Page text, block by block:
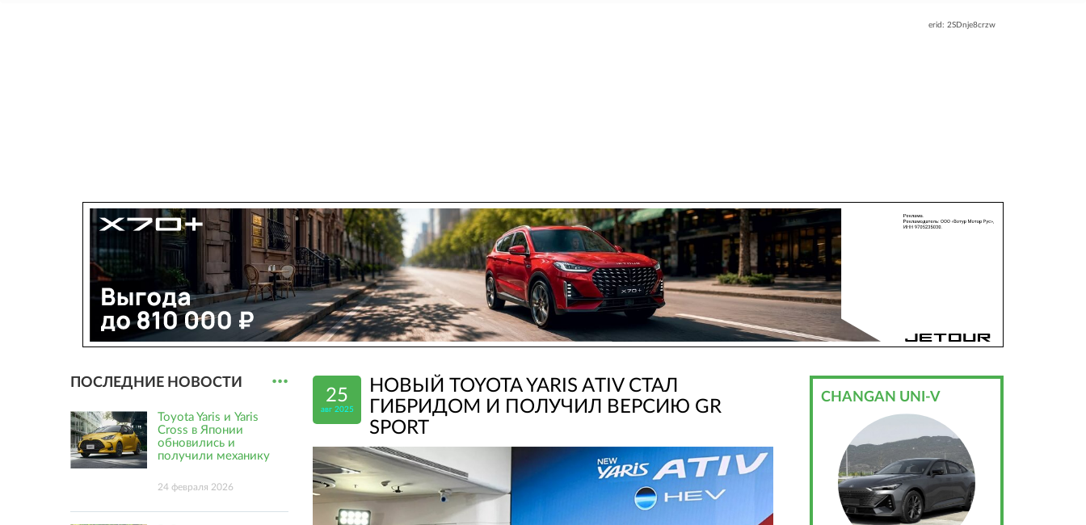
erid: 2SDnje8crzw
25
авг 2025
НОВЫЙ TOYOTA YARIS ATIV СТАЛ
ГИБРИДОМ И ПОЛУЧИЛ ВЕРСИЮ GR
SPORT
ПОСЛЕДНИЕ НОВОСТИ ...
Toyota Yaris и Yaris
Cross в Японии
обновились и
получили механику
24 февраля 2026
CHANGAN UNI-V